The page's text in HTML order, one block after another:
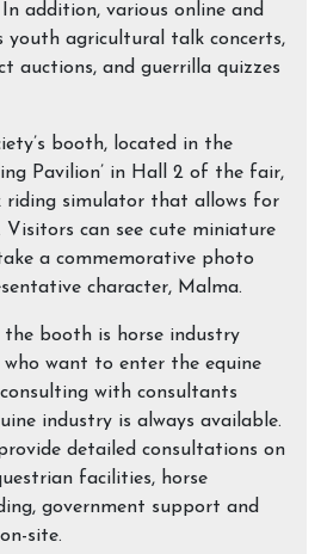
addition, various online and
youth agricultural talk concerts,
auctions, and guerrilla quizzes
booth, located in the
Pavilion’ in Hall 2 of the fair,
riding simulator that allows for
Visitors can see cute miniature
a commemorative photo
character, Malma.
the booth is horse industry
who want to enter the equine
with consultants
industry is always available.
detailed consultations on
facilities, horse
government support and
site.